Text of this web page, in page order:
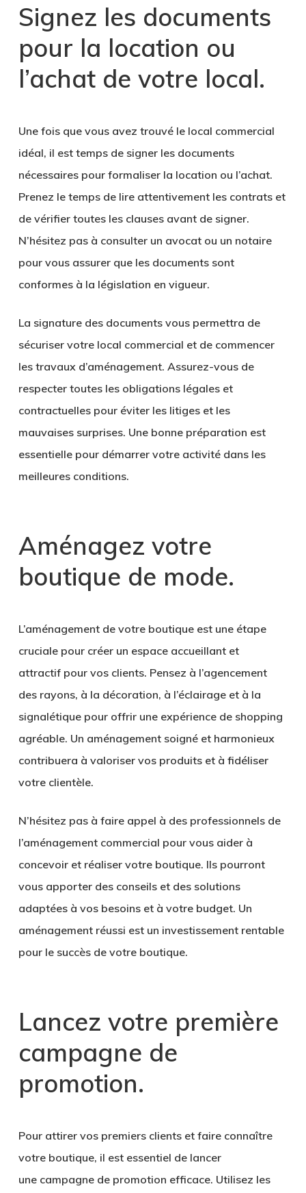
Signez les documents
pour la location ou
l’achat de votre local.
Une fois que vous avez trouvé le local commercial
idéal, il est temps de signer les documents
nécessaires pour formaliser la location ou l’achat.
Prenez le temps de lire attentivement les contrats et
de vérifier toutes les clausesavant de signer.
N’hésitez pas à consulter un avocat ou un notaire
pour vous assurer que les documents sont
conformes à la législation en vigueur.
La signature des documents vous permettra de
sécuriser votre local commercial et de commencer
les travaux d’aménagement. Assurez-vous de
respecter toutes les obligations légales et
contractuelles pour éviter les litiges et les
mauvaises surprises. Une bonne préparation est
essentielle pour démarrer votre activité dans les
meilleures conditions.
Aménagez votre
boutique de mode.
L’aménagement de votre boutique est une étape
cruciale pour créer un espace accueillant et
attractifpour vos clients. Pensez à l’agencement
des rayons, à la décoration, à l’éclairage et à la
signalétique pour offrir une expérience de shopping
agréable. Un aménagement soigné et harmonieux
contribuera à valoriser vos produits et à fidéliser
votre clientèle.
N’hésitez pas à faire appel à des professionnels de
l’aménagement commercial pour vous aider à
concevoir et réaliser votre boutique. Ils pourront
vous apporter des conseils et des solutions
adaptées à vos besoins et à votre budget. Un
aménagement réussi est un investissement rentable
pour le succès de votre boutique.
Lancez votre première
campagne de
promotion.
Pour attirer vos premiers clients et faire connaître
votre boutique, il est essentiel de lancer
une campagne de promotion efficace. Utilisez les